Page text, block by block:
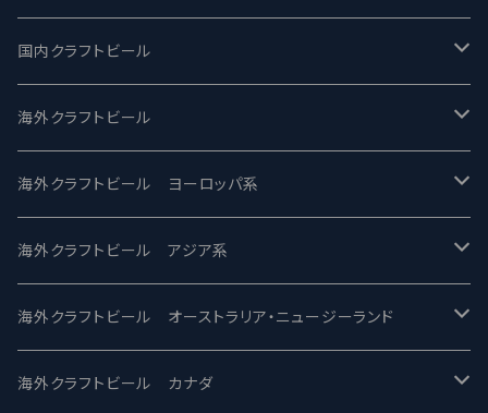
国内クラフトビール
UCHU BREWING -うちゅうブルーイング
バテレ -VERTERE
2nd Story Ale Works -セカンドストーリー
ビアへるん - Beer Hearn
忽布古丹醸造 - HOP KOTAN
海外クラフトビール
Modern Times モダンタイムズ
Maui マウイ
Toppling Goliath トップリンゴライアス
Fair State フェアステイト
海外クラフトビール ヨーロッパ系
UnBarred -アンバード
SAIREN /サイレン
ワイルドチャイルド - Wilde Child
海外クラフトビール アジア系
gweilo-鬼佬 グウァイロ
Heart Of Darkness - ハートオブダークネス
海外クラフトビール オーストラリア・ニュージーランド
ROCKY RIDGE - ロッキーリッジ
海外クラフトビール カナダ